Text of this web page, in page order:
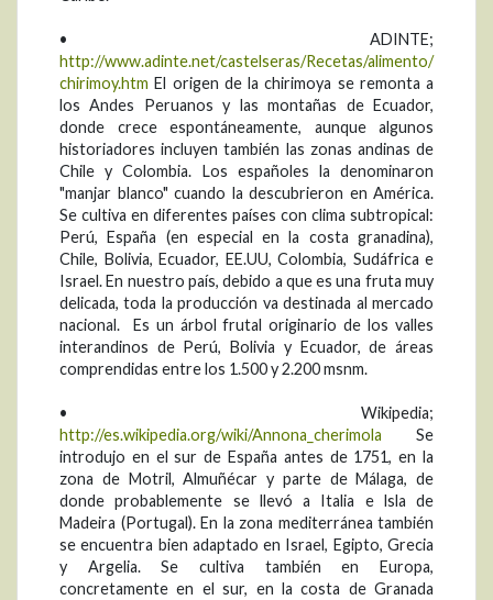
• ADINTE;
http://www.adinte.net/castelseras/Recetas/alimento/
chirimoy.htm El origen de la chirimoya se remonta a
los Andes Peruanos y las montañas de Ecuador,
donde crece espontáneamente, aunque algunos
historiadores incluyen también las zonas andinas de
Chile y Colombia. Los españoles la denominaron
"manjar blanco" cuando la descubrieron en América.
Se cultiva en diferentes países con clima subtropical:
Perú, España (en especial en la costa granadina),
Chile, Bolivia, Ecuador, EE.UU, Colombia, Sudáfrica e
Israel. En nuestro país, debido a que es una fruta muy
delicada, toda la producción va destinada al mercado
nacional. Es un árbol frutal originario de los valles
interandinos de Perú, Bolivia y Ecuador, de áreas
comprendidas entre los 1.500 y 2.200 msnm.
• Wikipedia;
http://es.wikipedia.org/wiki/Annona_cherimola Se
introdujo en el sur de España antes de 1751, en la
zona de Motril, Almuñécar y parte de Málaga, de
donde probablemente se llevó a Italia e lsla de
Madeira (Portugal). En la zona mediterránea también
se encuentra bien adaptado en Israel, Egipto, Grecia
y Argelia. Se cultiva también en Europa,
concretamente en el sur, en la costa de Granada